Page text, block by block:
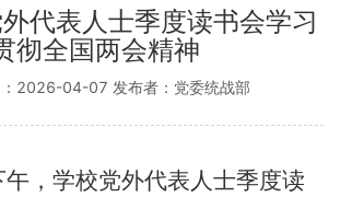
代表人士季度读书会学习
彻全国两会精神
：2026-04-07 发布者：党委统战部
午，学校党外代表人士季度读